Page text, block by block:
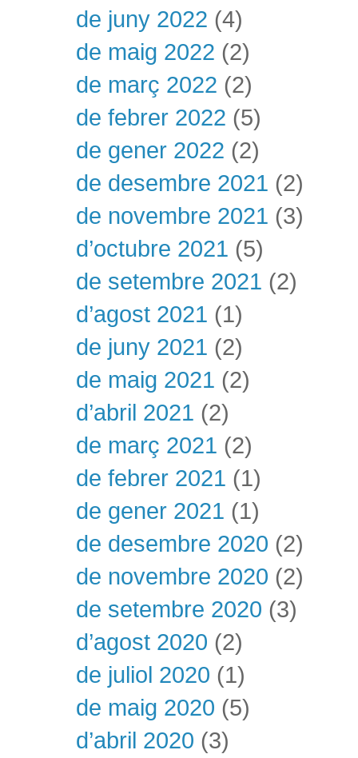
de juny 2022 (4)
de maig 2022 (2)
de març 2022 (2)
de febrer 2022 (5)
de gener 2022 (2)
de desembre 2021 (2)
de novembre 2021 (3)
d’octubre 2021 (5)
de setembre 2021 (2)
d’agost 2021 (1)
de juny 2021 (2)
de maig 2021 (2)
d’abril 2021 (2)
de març 2021 (2)
de febrer 2021 (1)
de gener 2021 (1)
de desembre 2020 (2)
de novembre 2020 (2)
de setembre 2020 (3)
d’agost 2020 (2)
de juliol 2020 (1)
de maig 2020 (5)
d’abril 2020 (3)